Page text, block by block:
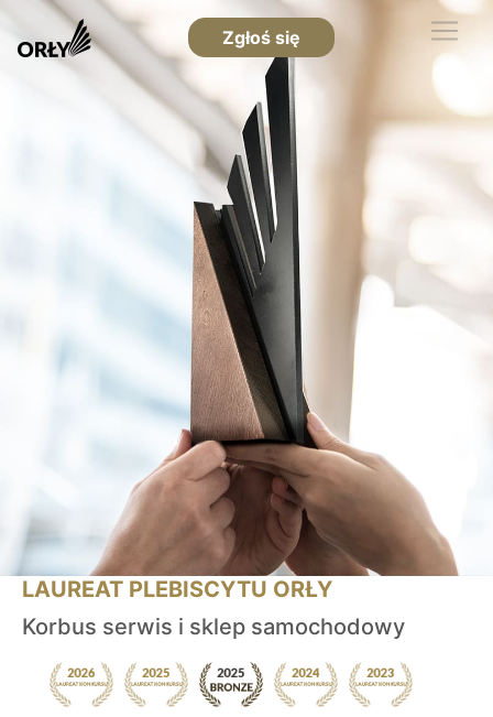
Zgłoś się
LAUREAT PLEBISCYTU ORŁY
Korbus serwis i sklep samochodowy